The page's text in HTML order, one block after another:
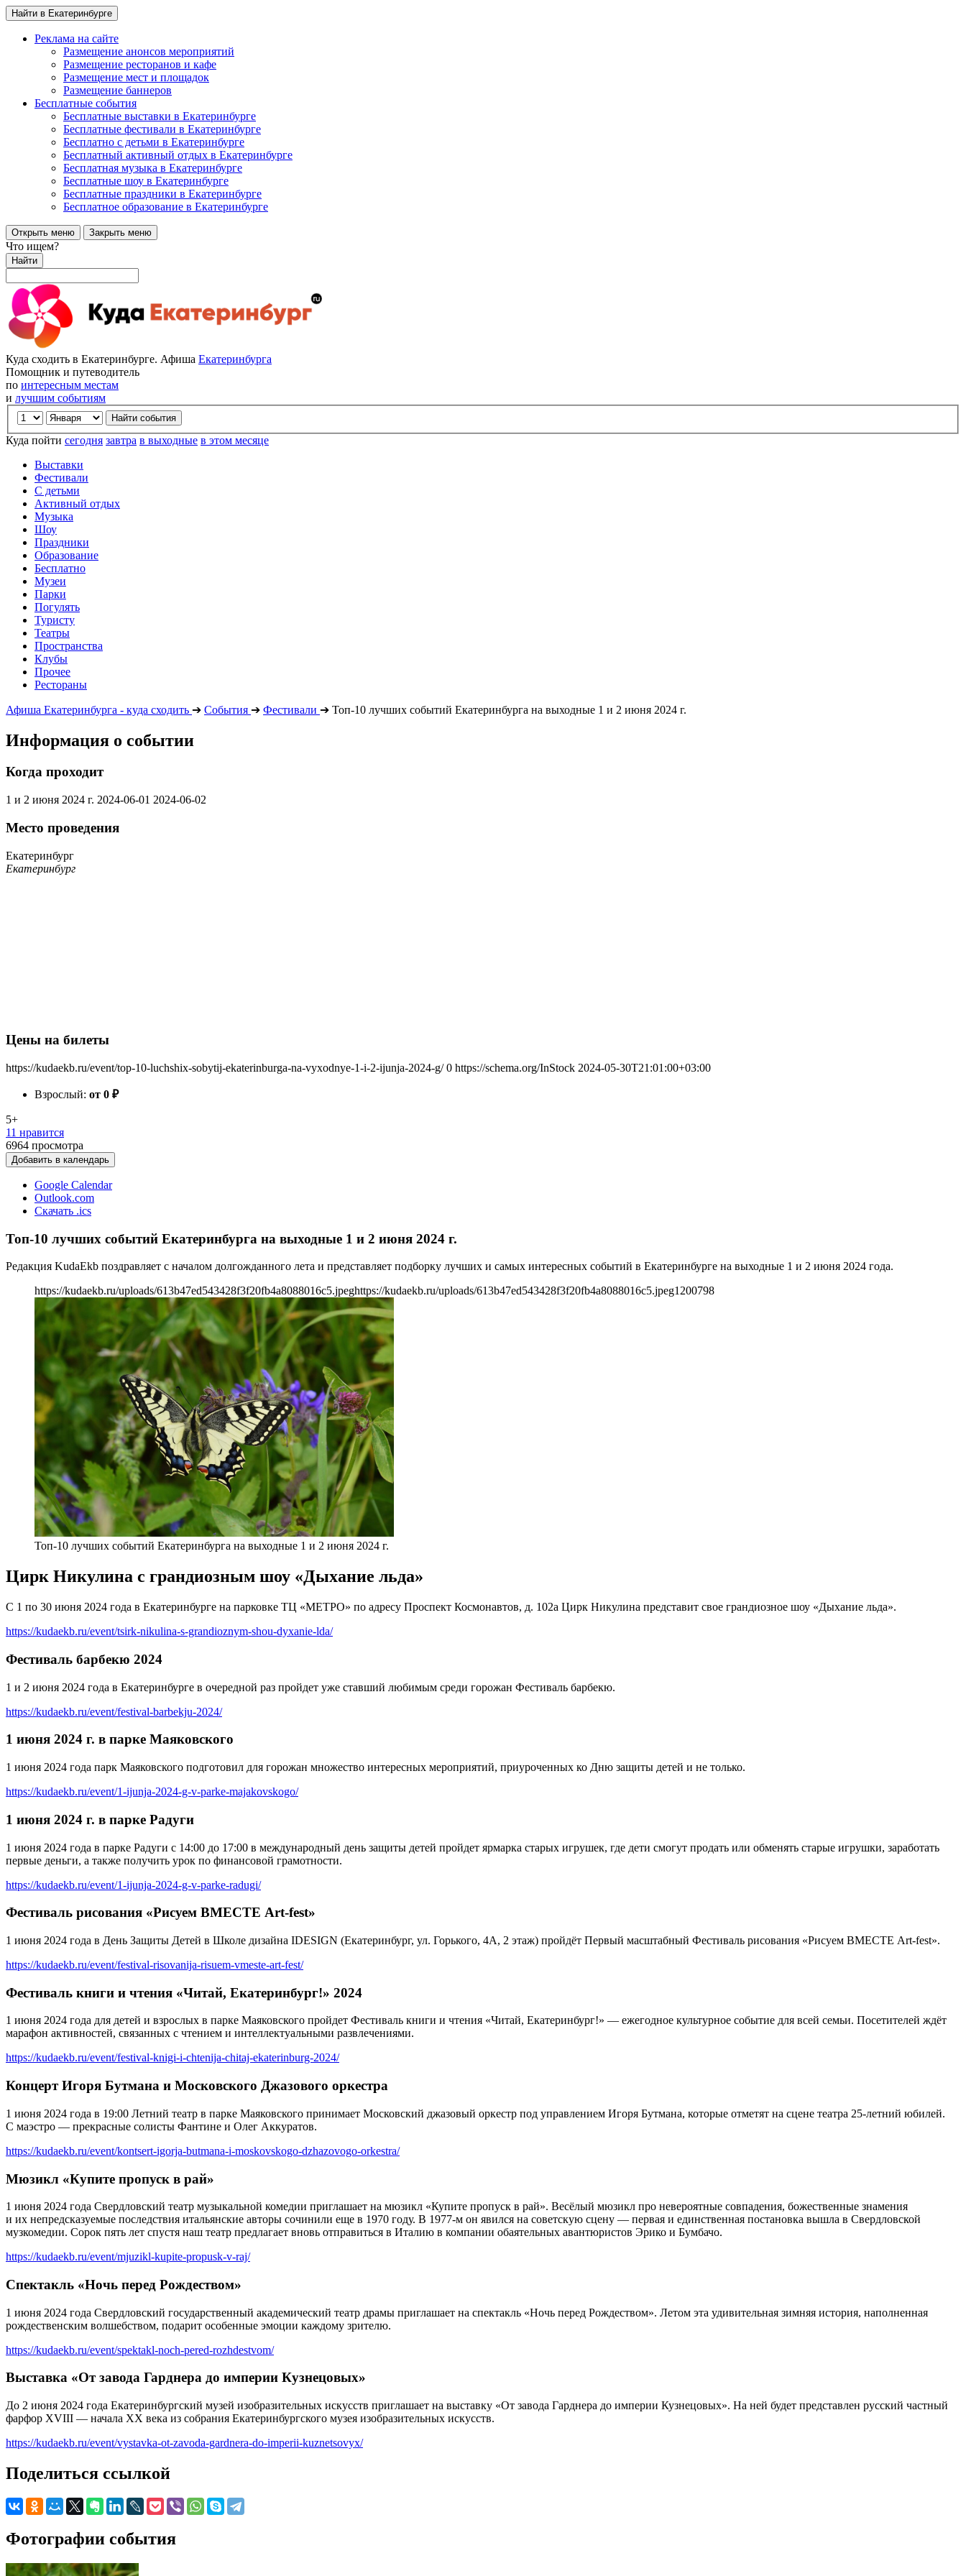
Найти в Екатеринбурге
Реклама на сайте
Размещение анонсов мероприятий
Размещение ресторанов и кафе
Размещение мест и площадок
Размещение баннеров
Бесплатные события
Бесплатные выставки в Екатеринбурге
Бесплатные фестивали в Екатеринбурге
Бесплатно с детьми в Екатеринбурге
Бесплатный активный отдых в Екатеринбурге
Бесплатная музыка в Екатеринбурге
Бесплатные шоу в Екатеринбурге
Бесплатные праздники в Екатеринбурге
Бесплатное образование в Екатеринбурге
Открыть меню Закрыть меню
Что ищем?
Найти
Куда сходить в Екатеринбурге. Афиша Екатеринбурга
Помощник и путеводитель
по интересным местам
и лучшим событиям
Куда пойти сегодня завтра в выходные в этом месяце
Выставки
Фестивали
С детьми
Активный отдых
Музыка
Шоу
Праздники
Образование
Бесплатно
Музеи
Парки
Погулять
Туристу
Театры
Пространства
Клубы
Прочее
Рестораны
Афиша Екатеринбурга - куда сходить ➔ События ➔ Фестивали ➔ Топ-10 лучших событий Екатеринбурга на выходные 1 и 2 июня 2024 г.
Информация о событии
Когда проходит
1 и 2 июня 2024 г. 2024-06-01 2024-06-02
Место проведения
Екатеринбург
Екатеринбург
Цены на билеты
https://kudaekb.ru/event/top-10-luchshix-sobytij-ekaterinburga-na-vyxodnye-1-i-2-ijunja-2024-g/ 0 https://schema.org/InStock 2024-05-30T21:01:00+03:00
Взрослый: от 0 ₽
5+
11 нравится
6964 просмотра
Добавить в календарь
Google Calendar
Outlook.com
Скачать .ics
Топ-10 лучших событий Екатеринбурга на выходные 1 и 2 июня 2024 г.
Редакция KudaEkb поздравляет с началом долгожданного лета и представляет подборку лучших и самых интересных событий в Екатеринбурге на выходные 1 и 2 июня 2024 года.
https://kudaekb.ru/uploads/613b47ed543428f3f20fb4a8088016c5.jpeghttps://kudaekb.ru/uploads/613b47ed543428f3f20fb4a8088016c5.jpeg1200798
Топ-10 лучших событий Екатеринбурга на выходные 1 и 2 июня 2024 г.
Цирк Никулина с грандиозным шоу «Дыхание льда»
С 1 по 30 июня 2024 года в Екатеринбурге на парковке ТЦ «МЕТРО» по адресу Проспект Космонавтов, д. 102а Цирк Никулина представит свое грандиозное шоу «Дыхание льда».
https://kudaekb.ru/event/tsirk-nikulina-s-grandioznym-shou-dyxanie-lda/
Фестиваль барбекю 2024
1 и 2 июня 2024 года в Екатеринбурге в очередной раз пройдет уже ставший любимым среди горожан Фестиваль барбекю.
https://kudaekb.ru/event/festival-barbekju-2024/
1 июня 2024 г. в парке Маяковского
1 июня 2024 года парк Маяковского подготовил для горожан множество интересных мероприятий, приуроченных ко Дню защиты детей и не только.
https://kudaekb.ru/event/1-ijunja-2024-g-v-parke-majakovskogo/
1 июня 2024 г. в парке Радуги
1 июня 2024 года в парке Радуги с 14:00 до 17:00 в международный день защиты детей пройдет ярмарка старых игрушек, где дети смогут продать или обменять старые игрушки, заработать
первые деньги, а также получить урок по финансовой грамотности.
https://kudaekb.ru/event/1-ijunja-2024-g-v-parke-radugi/
Фестиваль рисования «Рисуем ВМЕСТЕ Art-fest»
1 июня 2024 года в День Защиты Детей в Школе дизайна IDESIGN (Екатеринбург, ул. Горького, 4А, 2 этаж) пройдёт Первый масштабный Фестиваль рисования «Рисуем ВМЕСТЕ Art-fest».
https://kudaekb.ru/event/festival-risovanija-risuem-vmeste-art-fest/
Фестиваль книги и чтения «Читай, Екатеринбург!» 2024
1 июня 2024 года для детей и взрослых в парке Маяковского пройдет Фестиваль книги и чтения «Читай, Екатеринбург!» — ежегодное культурное событие для всей семьи. Посетителей ждёт
марафон активностей, связанных с чтением и интеллектуальными развлечениями.
https://kudaekb.ru/event/festival-knigi-i-chtenija-chitaj-ekaterinburg-2024/
Концерт Игоря Бутмана и Московского Джазового оркестра
1 июня 2024 года в 19:00 Летний театр в парке Маяковского принимает Московский джазовый оркестр под управлением Игоря Бутмана, которые отметят на сцене театра 25-летний юбилей.
С маэстро — прекрасные солисты Фантине и Олег Аккуратов.
https://kudaekb.ru/event/kontsert-igorja-butmana-i-moskovskogo-dzhazovogo-orkestra/
Мюзикл «Купите пропуск в рай»
1 июня 2024 года Свердловский театр музыкальной комедии приглашает на мюзикл «Купите пропуск в рай». Весёлый мюзикл про невероятные совпадения, божественные знамения
и их непредсказуемые последствия итальянские авторы сочинили еще в 1970 году. В 1977-м он явился на советскую сцену — первая и единственная постановка вышла в Свердловской
музкомедии. Сорок пять лет спустя наш театр предлагает вновь отправиться в Италию в компании обаятельных авантюристов Эрико и Бумбачо.
https://kudaekb.ru/event/mjuzikl-kupite-propusk-v-raj/
Спектакль «Ночь перед Рождеством»
1 июня 2024 года Свердловский государственный академический театр драмы приглашает на спектакль «Ночь перед Рождеством». Летом эта удивительная зимняя история, наполненная
рождественским волшебством, подарит особенные эмоции каждому зрителю.
https://kudaekb.ru/event/spektakl-noch-pered-rozhdestvom/
Выставка «От завода Гарднера до империи Кузнецовых»
До 2 июня 2024 года Екатеринбургский музей изобразительных искусств приглашает на выставку «От завода Гарднера до империи Кузнецовых». На ней будет представлен русский частный
фарфор XVIII — начала XX века из собрания Екатеринбургского музея изобразительных искусств.
https://kudaekb.ru/event/vystavka-ot-zavoda-gardnera-do-imperii-kuznetsovyx/
Поделиться ссылкой
Фотографии события